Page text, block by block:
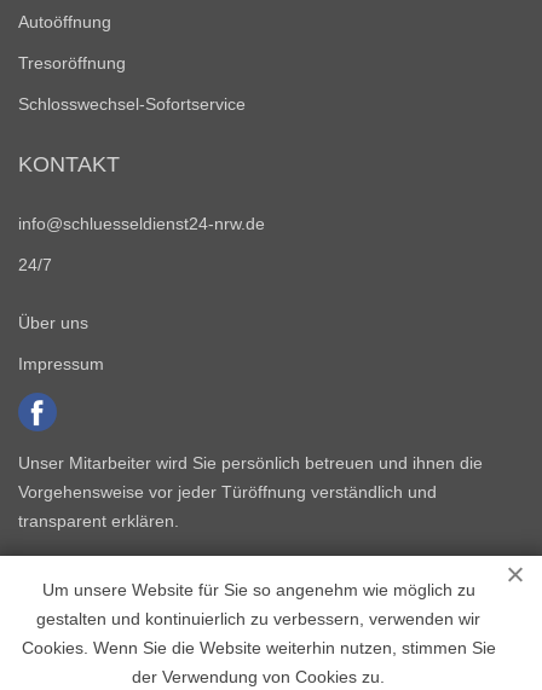
Um unsere Website für Sie so angenehm wie möglich zu
gestalten und kontinuierlich zu verbessern, verwenden wir
Cookies. Wenn Sie die Website weiterhin nutzen, stimmen Sie
der Verwendung von Cookies zu.
Autoöffnung
Tresoröffnung
Schlosswechsel-Sofortservice
KONTAKT
info@schluesseldienst24-nrw.de
24/7
Über uns
Impressum
Unser Mitarbeiter wird Sie persönlich betreuen und ihnen die
Vorgehensweise vor jeder Türöffnung verständlich und
transparent erklären.